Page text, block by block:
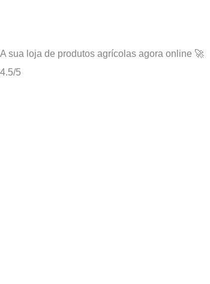
A sua loja de produtos agrícolas agora online 🚀
4.5/5